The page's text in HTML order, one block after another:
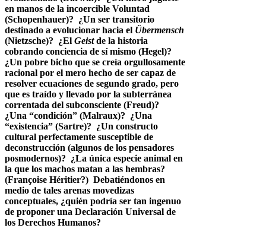
en manos de la incoercible Voluntad
(Schopenhauer)? ¿Un ser transitorio
destinado a evolucionar hacia el Übermensch
(Nietzsche)? ¿El Geistde la historia
cobrando conciencia de sí mismo (Hegel)?
¿Un pobre bicho que se creía orgullosamente
racional por el mero hecho de ser capaz de
resolver ecuaciones de segundo grado, pero
que es traído y llevado por la subterránea
correntada del subconsciente (Freud)?
¿Una “condición” (Malraux)? ¿Una
“existencia” (Sartre)? ¿Un constructo
cultural perfectamente susceptible de
deconstrucción (algunos de los pensadores
posmodernos)? ¿La única especie animal en
la que los machos matan a las hembras?
(Franҫoise Héritier?) Debatiéndonos en
medio de tales arenas movedizas
conceptuales, ¿quién podría ser tan ingenuo
de proponer una Declaración Universal de
los Derechos Humanos?